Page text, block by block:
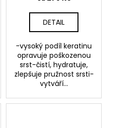
DETAIL
-vysoký podíl keratinu
opravuje poškozenou
srst-čistí, hydratuje,
zlepšuje pružnost srsti-
vytváří...